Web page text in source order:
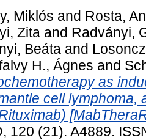
Miklós and Rosta,
Zita and Radványi,
Beáta and
H., Ágnes and
as
cell lymphoma,
120 (21). A4889.